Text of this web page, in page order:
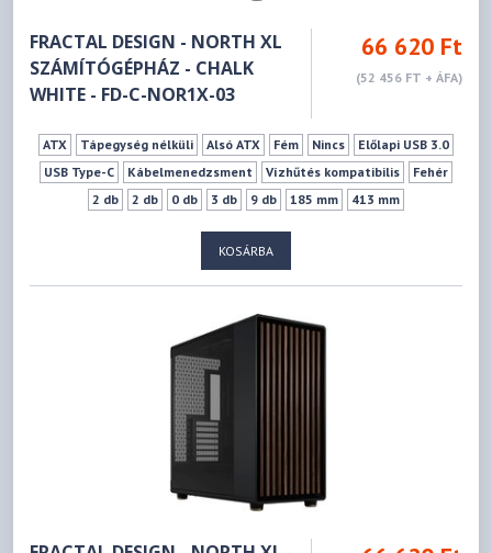
FRACTAL DESIGN - NORTH XL
SZÁMÍTÓGÉPHÁZ - CHALK
WHITE - FD-C-NOR1X-03
66 620 Ft
(52 456 FT + ÁFA)
ATX Tápegység nélküli Alsó ATX Fém Nincs
Előlapi USB 3.0
USB Type-C
Kábelmenedzsment Vízhűtés kompatibilis
Fehér
2 db
2 db 0 db 3 db 9 db 185 mm 413 mm
KOSÁRBA